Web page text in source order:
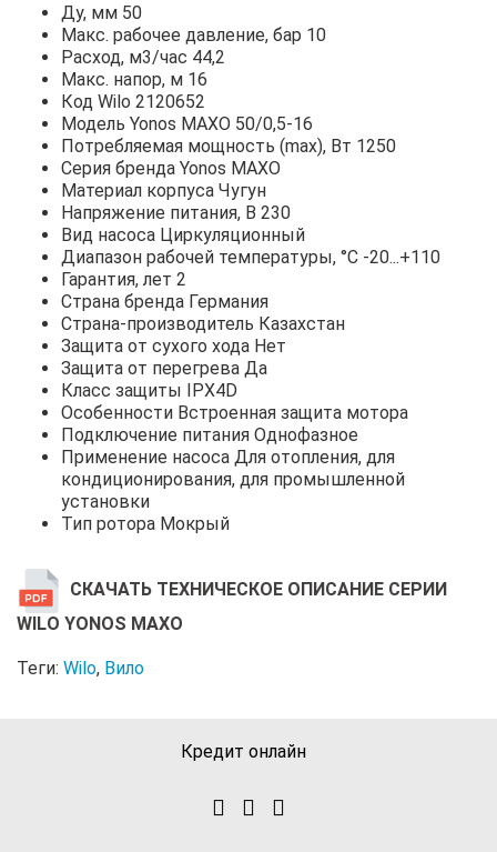
Ду, мм 50
Макс. рабочее давление, бар 10
Расход, м3/час 44,2
Макс. напор, м 16
Код Wilo 2120652
Модель Yonos MAXO 50/0,5-16
Потребляемая мощность (max), Вт 1250
Серия бренда Yonos MAXO
Материал корпуса Чугун
Напряжение питания, В 230
Вид насоса Циркуляционный
Диапазон рабочей температуры, °С -20...+110
Гарантия, лет 2
Страна бренда Германия
Страна-производитель Казахстан
Защита от сухого хода Нет
Защита от перегрева Да
Класс защиты IPX4D
Особенности Встроенная защита мотора
Подключение питания Однофазное
Применение насоса Для отопления, для
кондиционирования, для промышленной
установки
Тип ротора Мокрый
СКАЧАТЬ ТЕХНИЧЕСКОЕ ОПИСАНИЕ СЕРИИ
WILO YONOS MAXO
Теги: Wilo, Вило
Кредит онлайн